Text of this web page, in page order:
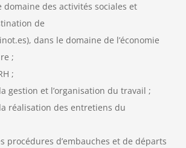
des activités sociales et
de
dans le domaine de l’économie
;
;
gestion et l’organisation du travail ;
réalisation des entretiens du
procédures d’embauches et de départs